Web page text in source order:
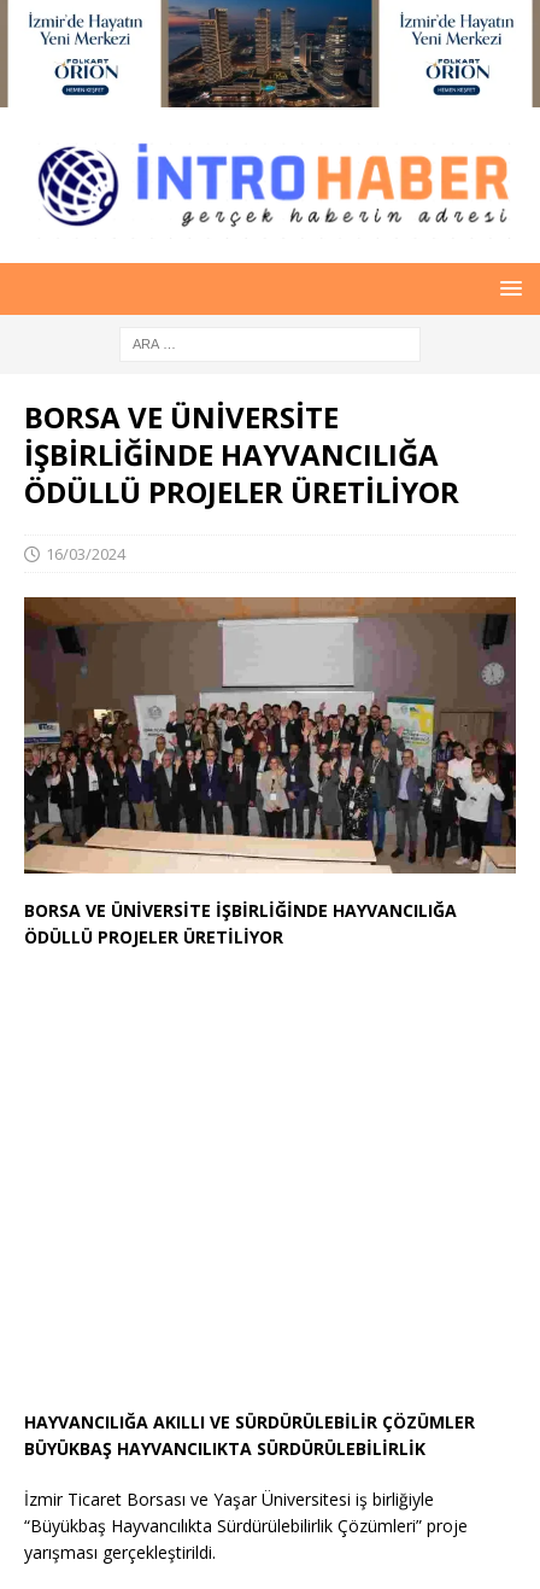
BORSA VE ÜNİVERSİTE
İŞBİRLİĞİNDE HAYVANCILIĞA
ÖDÜLLÜ PROJELER ÜRETİLİYOR
16/03/2024
BORSA VE ÜNİVERSİTE İŞBİRLİĞİNDE HAYVANCILIĞA
ÖDÜLLÜ PROJELER ÜRETİLİYOR
HAYVANCILIĞA AKILLI VE SÜRDÜRÜLEBİLİR ÇÖZÜMLER
BÜYÜKBAŞ HAYVANCILIKTA SÜRDÜRÜLEBİLİRLİK
İzmir Ticaret Borsası ve Yaşar Üniversitesi iş birliğiyle
“Büyükbaş Hayvancılıkta Sürdürülebilirlik Çözümleri” proje
yarışması gerçekleştirildi.